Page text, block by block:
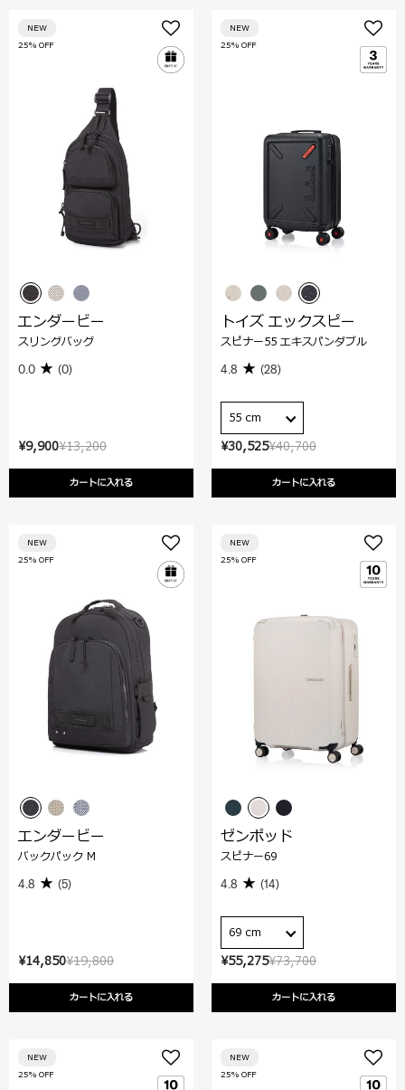
¥13,200
¥9,900
カートに入れる
25% OFF
NEW
エンダービー
スリングバッグ
0.0 (0)
¥40,700
¥30,525
カートに入れる
25% OFF
NEW
トイズ エックスピー
スピナー55 エキスパンダブル
4.8 (28)
55 cm
¥19,800
¥14,850
カートに入れる
25% OFF
NEW
エンダービー
バックパック M
4.8 (5)
¥73,700
¥55,275
カートに入れる
25% OFF
NEW
ゼンポッド
スピナー69
4.8 (14)
69 cm
25% OFF
NEW
25% OFF
NEW